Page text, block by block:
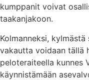
kumppanit voivat
taakanjakoon.
Kolmanneksi,
vakautta voidaan tällä
peloteraiteella kunnes
käynnistämään